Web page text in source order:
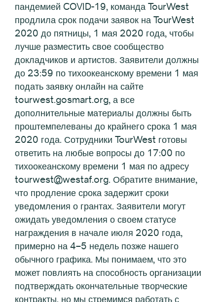
пандемией COVID-19, команда TourWest
продлила срок подачи заявок на TourWest
2020 до пятницы, 1 мая 2020 года, чтобы
лучше разместить свое сообщество
докладчиков и артистов. Заявители должны
до 23:59 по тихоокеанскому времени 1 мая
подать заявку онлайн на сайте
tourwest.gosmart.org, а все
дополнительные материалы должны быть
проштемпелеваны до крайнего срока 1 мая
2020 года. Сотрудники TourWest готовы
ответить на любые вопросы до 17:00 по
тихоокеанскому времени 1 мая по адресу
tourwest@westaf.org. Обратите внимание,
что продление срока задержит сроки
уведомления о грантах. Заявители могут
ожидать уведомления о своем статусе
награждения в начале июля 2020 года,
примерно на 4–5 недель позже нашего
обычного графика. Мы понимаем, что это
может повлиять на способность организации
подтверждать окончательные творческие
контракты, но мы стремимся работать с